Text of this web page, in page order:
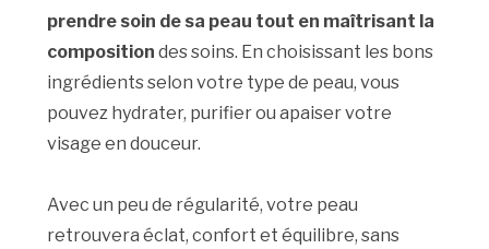
prendre soin de sa peau tout en maîtrisant la
composition des soins. En choisissant les bons
ingrédients selon votre type de peau, vous
pouvez hydrater, purifier ou apaiser votre
visage en douceur.
Avec un peu de régularité, votre peau
retrouvera éclat, confort et équilibre, sans